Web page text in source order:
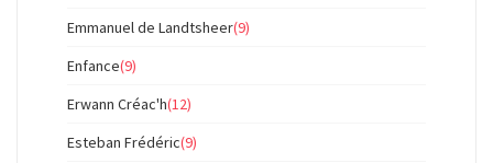
Emmanuel de Landtsheer(9)
Enfance(9)
Erwann Créac'h(12)
Esteban Frédéric(9)